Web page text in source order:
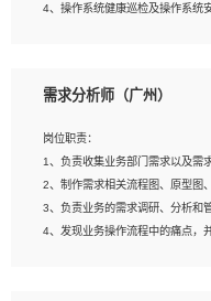
4、操作系统健康巡检及操作系统
1、全日制本科计算机相关专业毕
3、熟练使用脚本语言，shell/
4、熟悉linux常见服务、中间件的
Apache、Nginx、Zabbix、Kafka
5、熟悉主流虚拟化技术，如：
6、具备网络方面的基础知识，熟
需求分析师（广州）
岗位职责：
1、负责收集业务部门需求以及需
2、制作需求相关流程图、原型图
3、负责业务的需求调研、分析和
4、发现业务操作流程中的痛点，